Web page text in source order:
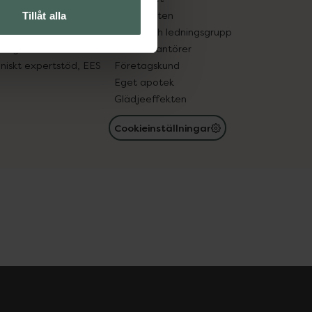
Tillåt alla
in gammal medicin
expertstöd, EES
Samarbeten
Ägare och ledningsgrupp
För leverantörer
Företagskund
Eget apotek
Glädjeeffekten
Cookieinställningar